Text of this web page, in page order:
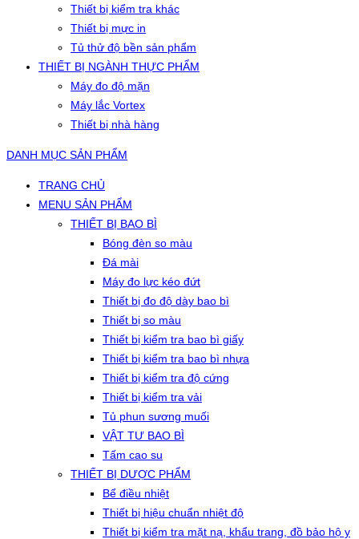
Thiết bị kiểm tra khác
Thiết bị mực in
Tủ thử độ bền sản phẩm
THIẾT BỊ NGÀNH THỰC PHẨM
Máy đo độ mặn
Máy lắc Vortex
Thiết bị nhà hàng
DANH MỤC SẢN PHẨM
TRANG CHỦ
MENU SẢN PHẨM
THIẾT BỊ BAO BÌ
Bóng đèn so màu
Đá mài
Máy đo lực kéo đứt
Thiết bị đo độ dày bao bì
Thiết bị so màu
Thiết bị kiểm tra bao bì giấy
Thiết bị kiểm tra bao bì nhựa
Thiết bị kiểm tra độ cứng
Thiết bị kiểm tra vải
Tủ phun sương muối
VẬT TƯ BAO BÌ
Tấm cao su
THIẾT BỊ DƯỢC PHẨM
Bể điều nhiệt
Thiết bị hiệu chuẩn nhiệt độ
Thiết bị kiểm tra mặt nạ, khẩu trang, đồ bảo hộ y